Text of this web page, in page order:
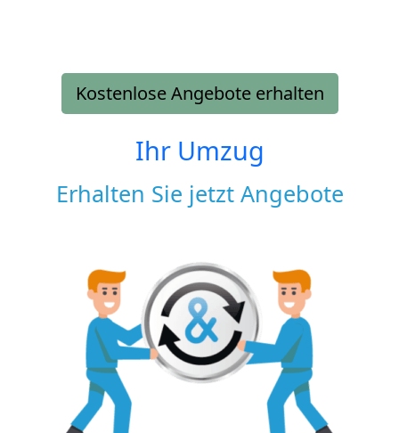
Kostenlose Angebote erhalten
Ihr Umzug
Erhalten Sie jetzt Angebote